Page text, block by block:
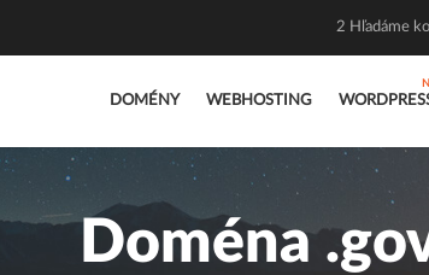
DOMÉNY WEBHOSTING
2 Hľadáme
Doména